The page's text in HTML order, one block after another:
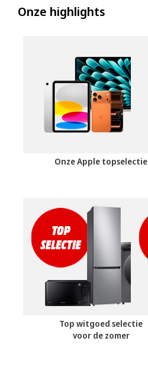
Onze highlights
Onze Apple topselectie
Top witgoed selectie
voor de zomer